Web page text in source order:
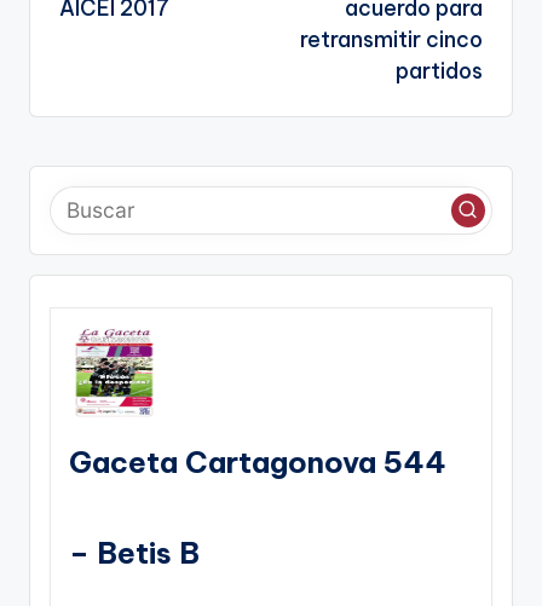
AICEI 2017
acuerdo para
retransmitir cinco
partidos
Gaceta Cartagonova 544
– Betis B